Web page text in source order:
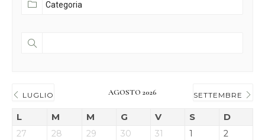
LUGLIO AGOSTO 2026 SETTEMBRE
L M M G V S D
27 28 29 30 31 1 2